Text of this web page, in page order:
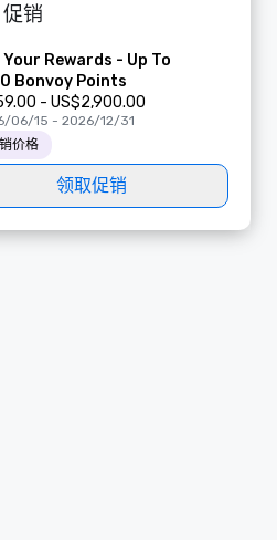
促销
Rewards - Up To
Bonvoy Points
- US$2,900.00
06/15 - 2026/12/31
价格
领取促销